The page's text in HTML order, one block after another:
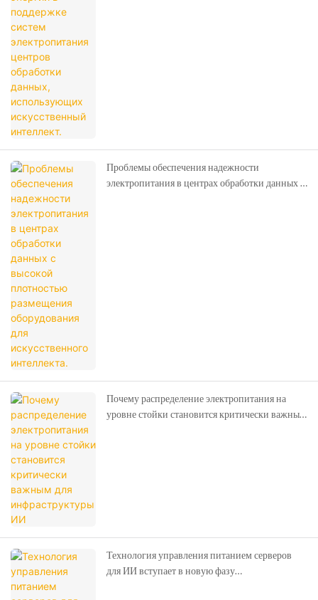
Проблемы обеспечения надежности
электропитания в центрах обработки данных с
Почему распределение электропитания на
уровне стойки становится критически важным
Технология управления питанием серверов
для ИИ вступает в новую фазу